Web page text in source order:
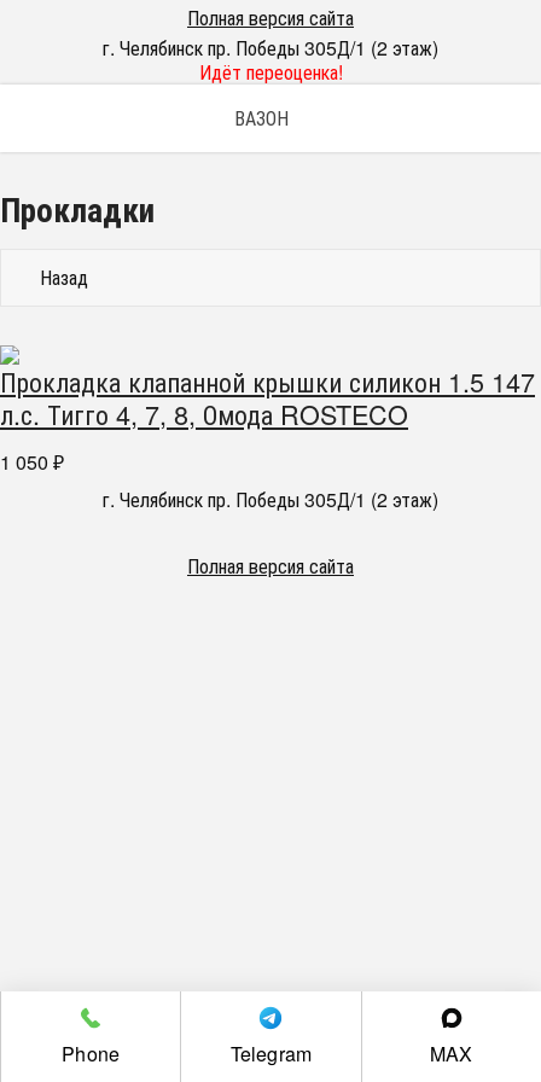
Полная версия сайта
г. Челябинск пр. Победы 305Д/1 (2 этаж)
Идёт переоценка!
ВАЗОН
Прокладки
Назад
Прокладка клапанной крышки силикон 1.5 147
л.с. Тигго 4, 7, 8, Омода ROSTECO
1 050 ₽
г. Челябинск пр. Победы 305Д/1 (2 этаж)
Полная версия сайта
Phone Telegram MAX